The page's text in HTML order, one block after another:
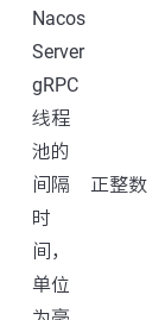
Nacos
Server
gRPC
线程
池的
间隔
时
间，
单位
正整数